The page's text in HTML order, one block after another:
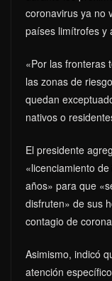
coronavirus ya no
países limítrofes y
«Por las fronteras
las zonas de
quedan
nativos o
El presidente
«licenciamiento
años» para que
disfruten» de sus
contagio de
Asimismo, indicó
atención